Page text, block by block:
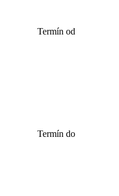
Termín od
Termín do